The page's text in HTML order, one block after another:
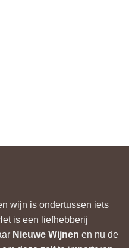
wijn is ondertussen iets
is een liefhebberij
Nieuwe Wijnen en nu de